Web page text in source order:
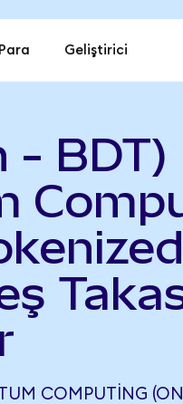
Geliştirici
- BDT)
COMPUTING